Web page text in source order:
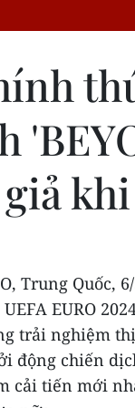
, Trung Quốc,
EURO
trải nghiệm
động chiến
cải tiến mới